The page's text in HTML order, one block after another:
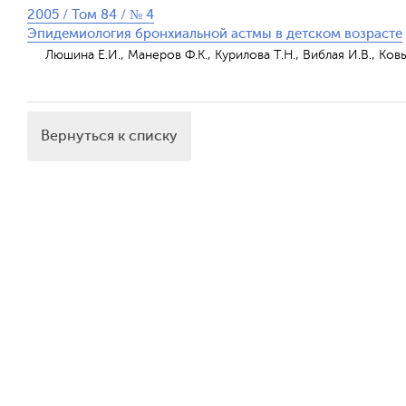
2005 / Том 84 / № 4
Эпидемиология бронхиальной астмы в детском возрасте
Люшина Е.И., Манеров Ф.К., Курилова Т.Н., Виблая И.В.,
Вернуться к списку